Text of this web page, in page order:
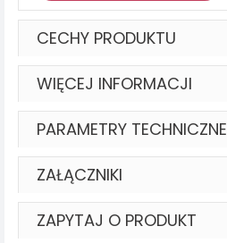
CECHY PRODUKTU
WIĘCEJ INFORMACJI
PARAMETRY TECHNICZNE
ZAŁĄCZNIKI
ZAPYTAJ O PRODUKT